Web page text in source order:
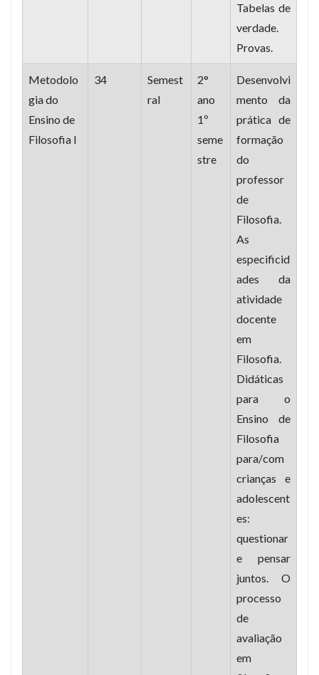
Tabelas de
verdade.
Provas.
Metodolo
gia do
Ensino de
Filosofia I
34
Semest
ral
2°
ano
1º
seme
stre
Desenvolvi
mento da
prática de
formação
do
professor
de
Filosofia.
As
especificid
ades da
atividade
docente
em
Filosofia.
Didáticas
para o
Ensino de
Filosofia
para/com
crianças e
adolescent
es:
questionar
e pensar
juntos. O
processo
de
avaliação
em